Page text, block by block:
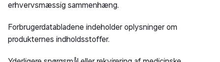
erhvervsmæssig sammenhæng.
Forbrugerdatabladene indeholder oplysninger om
produkternes indholdsstoffer.